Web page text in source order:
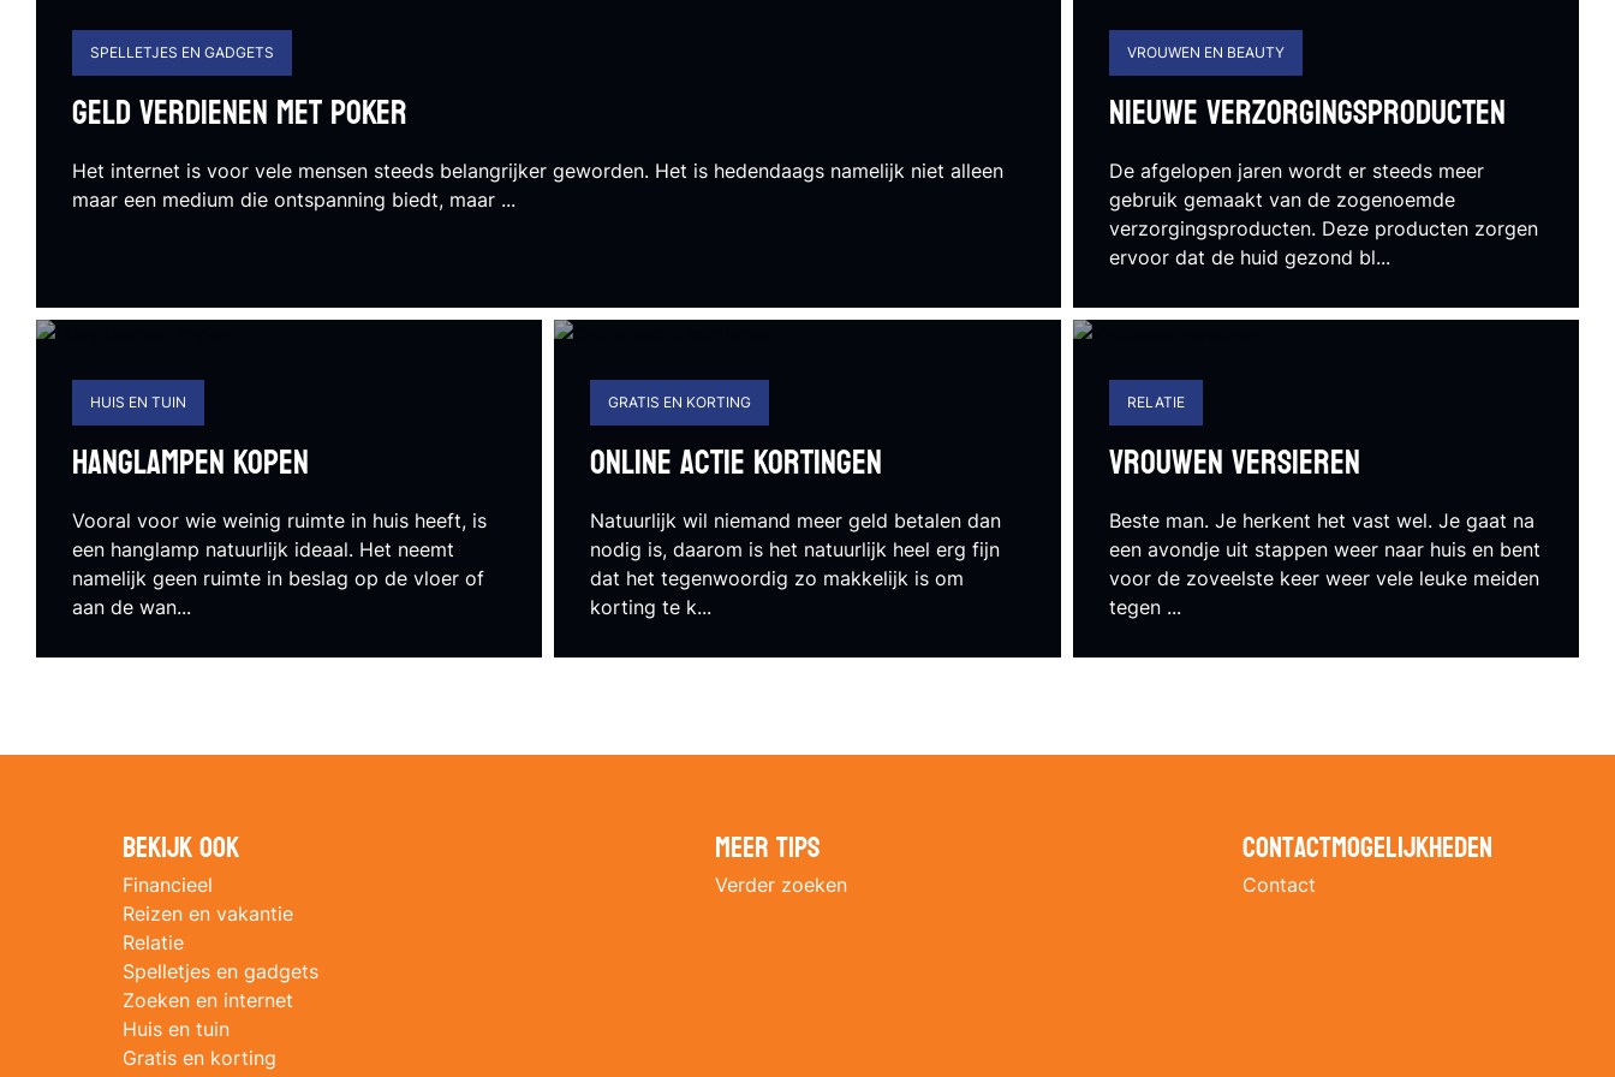
SPELLETJES EN GADGETS
Geld verdienen met poker
Het internet is voor vele mensen steeds belangrijker geworden. Het is hedendaags namelijk niet alleen
maar een medium die ontspanning biedt, maar ...
VROUWEN EN BEAUTY
Nieuwe verzorgingsproducten
De afgelopen jaren wordt er steeds meer
gebruik gemaakt van de zogenoemde
verzorgingsproducten. Deze producten zorgen
ervoor dat de huid gezond bl...
HUIS EN TUIN
Hanglampen kopen
Vooral voor wie weinig ruimte in huis heeft, is
een hanglamp natuurlijk ideaal. Het neemt
namelijk geen ruimte in beslag op de vloer of
aan de wan...
GRATIS EN KORTING
Online actie kortingen
Natuurlijk wil niemand meer geld betalen dan
nodig is, daarom is het natuurlijk heel erg fijn
dat het tegenwoordig zo makkelijk is om
korting te k...
RELATIE
Vrouwen versieren
Beste man. Je herkent het vast wel. Je gaat na
een avondje uit stappen weer naar huis en bent
voor de zoveelste keer weer vele leuke meiden
tegen ...
Bekijk ook
Financieel
Reizen en vakantie
Relatie
Spelletjes en gadgets
Zoeken en internet
Huis en tuin
Gratis en korting
Meer tips
Verder zoeken
Contactmogelijkheden
Contact